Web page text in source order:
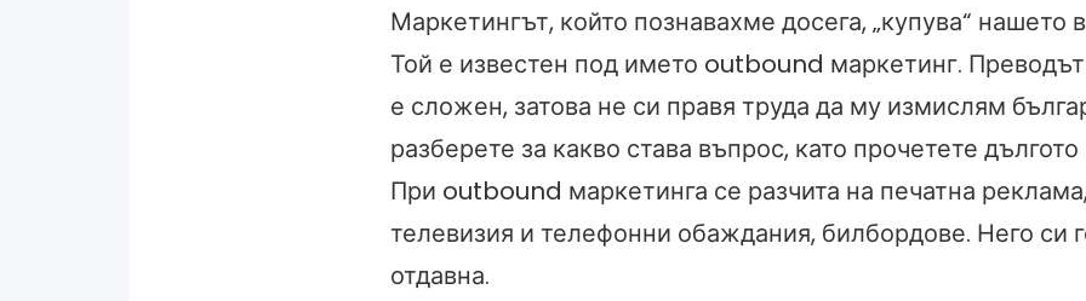
Маркетингът, който познавахме досега, „купува“ нашето
Той е известен под името outbound маркетинг.
е сложен, затова не си правя труда да му измислям
разберете за какво става въпрос, като прочетете
При outbound маркетинга се разчита на печатна
телевизия и телефонни обаждания, билбордове. Него си
отдавна.